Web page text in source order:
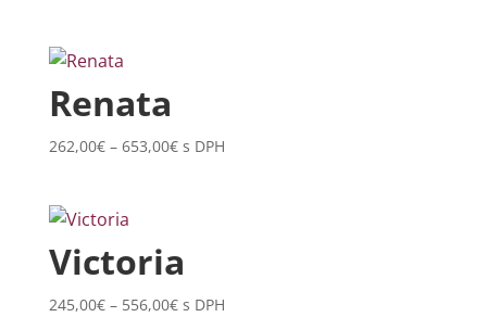
Renata
262,00€ – 653,00€Price
s DPH
Victoria
245,00€ – 556,00€Price
s DPH